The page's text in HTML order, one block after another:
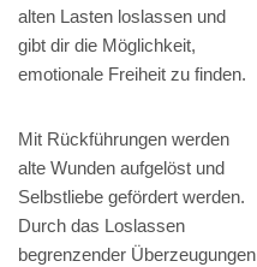
alten Lasten loslassen und
gibt dir die Möglichkeit,
emotionale Freiheit zu finden.
Mit Rückführungen werden
alte Wunden aufgelöst und
Selbstliebe gefördert werden.
Durch das Loslassen
begrenzender Überzeugungen